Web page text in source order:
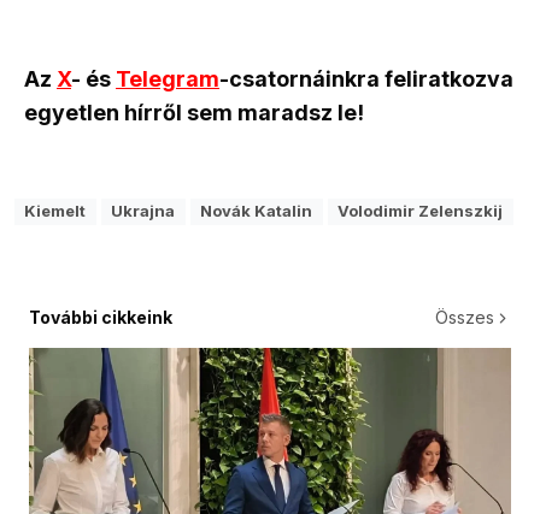
Az X- és Telegram-csatornáinkra feliratkozva
egyetlen hírről sem maradsz le!
Kiemelt Ukrajna Novák Katalin Volodimir Zelenszkij
További cikkeink Összes